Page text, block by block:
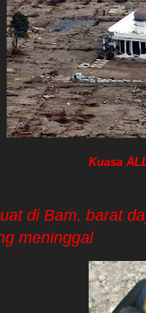
Kuasa
di Bam, barat
meninggal